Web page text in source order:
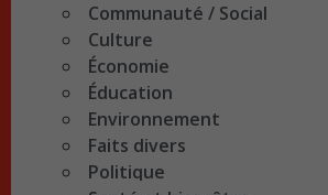
Communauté / Social
Culture
Économie
Éducation
Environnement
Faits divers
Politique